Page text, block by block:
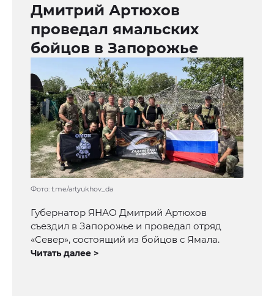
Дмитрий Артюхов
проведал ямальских
бойцов в Запорожье
Фото: t.me/artyukhov_da
Губернатор ЯНАО Дмитрий Артюхов
съездил в Запорожье и проведал отряд
«Север», состоящий из бойцов с Ямала.
Читать далее >